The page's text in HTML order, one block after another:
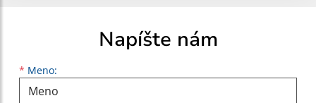
Napíšte nám
* Meno:
Meno
Priezvisko
E-mailová adresa